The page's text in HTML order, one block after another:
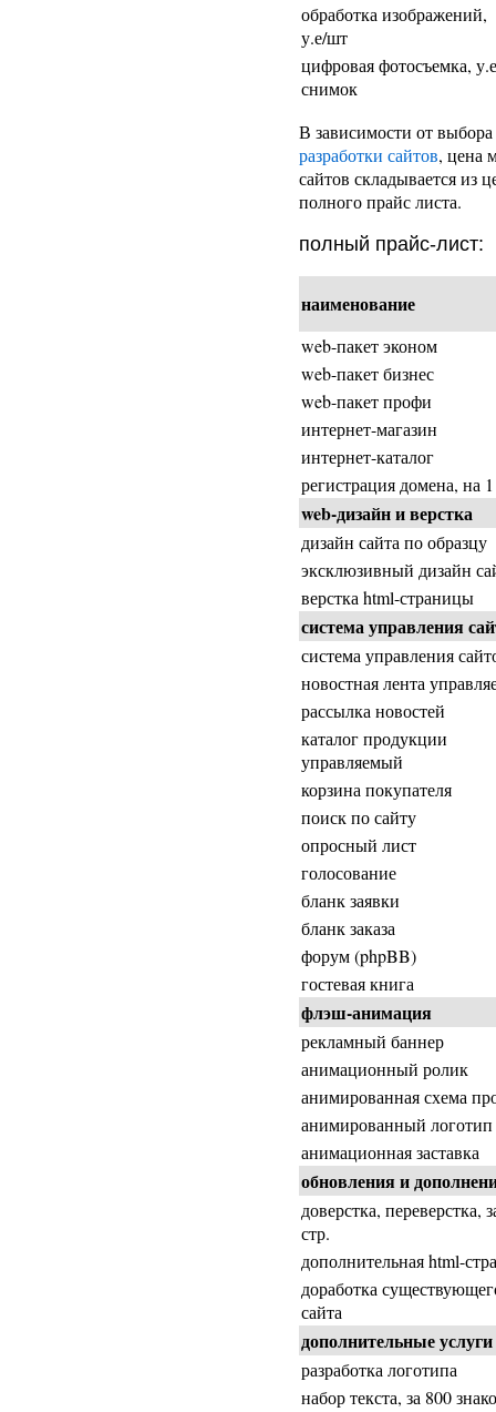
обработка изображений,
у.е/шт
цифровая фотосъемка,
снимок
В зависимости от
разработки сайтов, цена
сайтов складывается из
полного прайс листа.
полный прайс-лист:
наименование
web-пакет эконом
web-пакет бизнес
web-пакет профи
интернет-магазин
интернет-каталог
регистрация домена, на
web-дизайн и верстка
дизайн сайта по образцу
эксклюзивный дизайн
верстка html-страницы
система управления
система управления
новостная лента
рассылка новостей
каталог продукции
управляемый
корзина покупателя
поиск по сайту
опросный лист
голосование
бланк заявки
бланк заказа
форум (phpBB)
гостевая книга
флэш-анимация
рекламный баннер
анимационный ролик
анимированная схема
анимированный логотип
анимационная заставка
обновления и
доверстка, переверстка,
стр.
дополнительная html-
доработка
сайта
дополнительные услуги
разработка логотипа
набор текста, за 800